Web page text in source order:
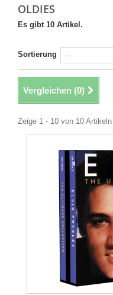
OLDIES
Es gibt 10 Artikel.
Sortierung
Vergleichen (0)
Zeige 1 - 10 von 10 Artikeln